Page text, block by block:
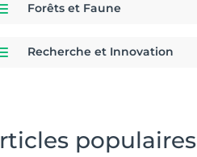
Forêts et Faune
Recherche et Innovation
populaires